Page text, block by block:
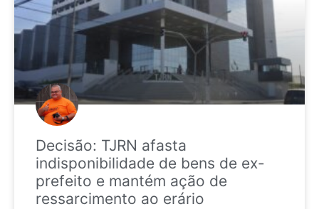
Decisão: TJRN afasta
indisponibilidade de bens de ex-
prefeito e mantém ação de
ressarcimento ao erário